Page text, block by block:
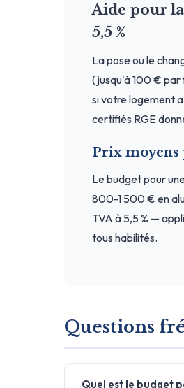
Aide pour
5,5 %
La pose ou le
(jusqu'à 100 € par
si votre logement
certifiés RGE
Prix
Le budget pour
800-1 500 € en
TVA à 5,5 % —
tous habilités.
Questions
Quel est le budget